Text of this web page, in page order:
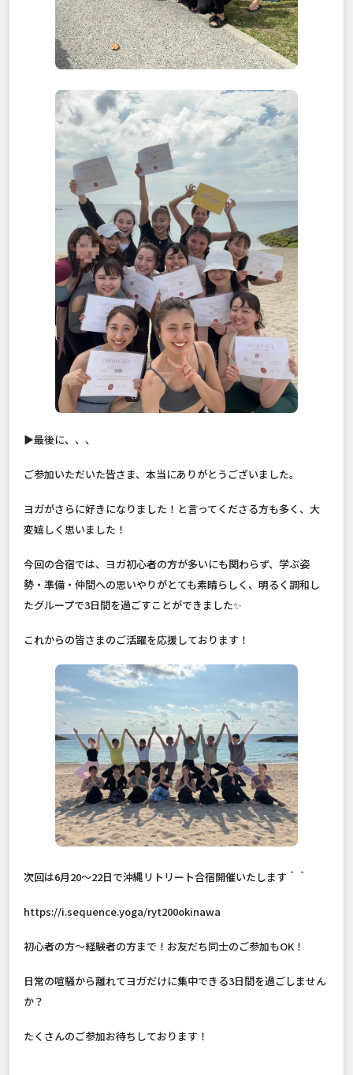
▶︎最後に、、、
ご参加いただいた皆さま、本当にありがとうございました。
ヨガがさらに好きになりました！と言ってくださる方も多く、大
変嬉しく思いました！
今回の合宿では、ヨガ初心者の方が多いにも関わらず、学ぶ姿
勢・準備・仲間への思いやりがとても素晴らしく、明るく調和し
たグループで3日間を過ごすことができました✨
これからの皆さまのご活躍を応援しております！
次回は6月20〜22日で沖縄リトリート合宿開催いたします＾＾
https://i.sequence.yoga/ryt200okinawa
初心者の方〜経験者の方まで！お友だち同士のご参加もOK！
日常の喧騒から離れてヨガだけに集中できる3日間を過ごしません
か？
たくさんのご参加お待ちしております！